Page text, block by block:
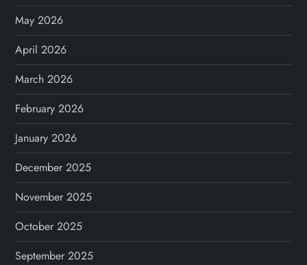
May 2026
April 2026
March 2026
February 2026
January 2026
December 2025
November 2025
October 2025
September 2025